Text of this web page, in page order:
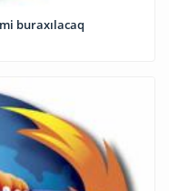
buraxılacaq